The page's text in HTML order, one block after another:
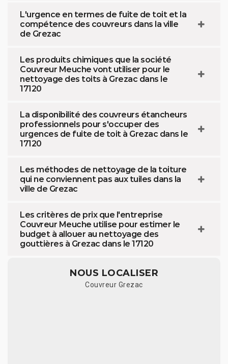
L'urgence en termes de fuite de toit et la
compétence des couvreurs dans la ville
de Grezac
Les produits chimiques que la société
Couvreur Meuche vont utiliser pour le
nettoyage des toits à Grezac dans le
17120
La disponibilité des couvreurs étancheurs
professionnels pour s'occuper des
urgences de fuite de toit à Grezac dans le
17120
Les méthodes de nettoyage de la toiture
qui ne conviennent pas aux tuiles dans la
ville de Grezac
Les critères de prix que l'entreprise
Couvreur Meuche utilise pour estimer le
budget à allouer au nettoyage des
gouttières à Grezac dans le 17120
NOUS LOCALISER
Couvreur Grezac